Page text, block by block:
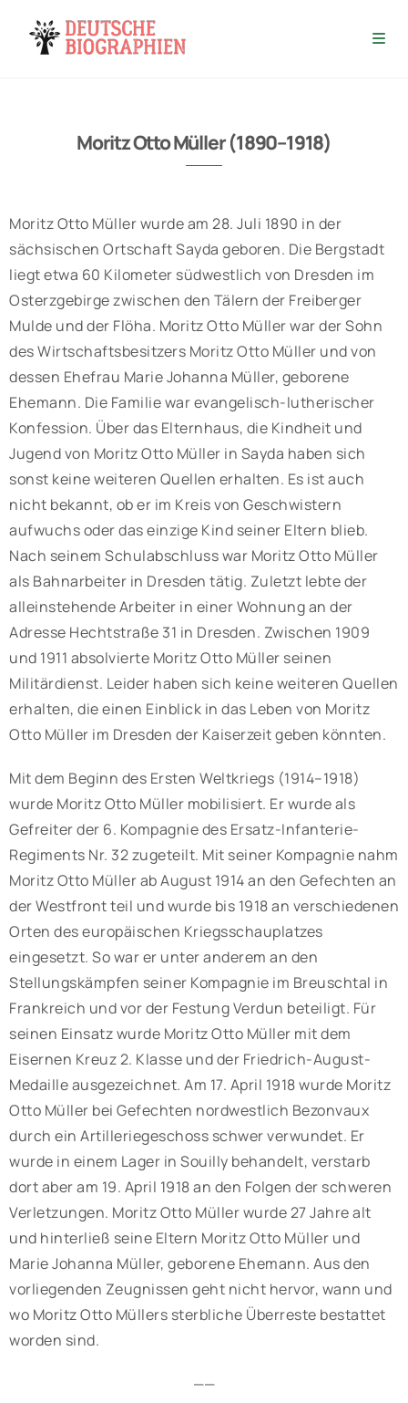
Moritz Otto Müller (1890–1918)
Moritz Otto Müller wurde am 28. Juli 1890 in der
sächsischen Ortschaft Sayda geboren. Die Bergstadt
liegt etwa 60 Kilometer südwestlich von Dresden im
Osterzgebirge zwischen den Tälern der Freiberger
Mulde und der Flöha. Moritz Otto Müller war der Sohn
des Wirtschaftsbesitzers Moritz Otto Müller und von
dessen Ehefrau Marie Johanna Müller, geborene
Ehemann. Die Familie war evangelisch-lutherischer
Konfession. Über das Elternhaus, die Kindheit und
Jugend von Moritz Otto Müller in Sayda haben sich
sonst keine weiteren Quellen erhalten. Es ist auch
nicht bekannt, ob er im Kreis von Geschwistern
aufwuchs oder das einzige Kind seiner Eltern blieb.
Nach seinem Schulabschluss war Moritz Otto Müller
als Bahnarbeiter in Dresden tätig. Zuletzt lebte der
alleinstehende Arbeiter in einer Wohnung an der
Adresse Hechtstraße 31 in Dresden. Zwischen 1909
und 1911 absolvierte Moritz Otto Müller seinen
Militärdienst. Leider haben sich keine weiteren Quellen
erhalten, die einen Einblick in das Leben von Moritz
Otto Müller im Dresden der Kaiserzeit geben könnten.
Mit dem Beginn des Ersten Weltkriegs (1914–1918)
wurde Moritz Otto Müller mobilisiert. Er wurde als
Gefreiter der 6. Kompagnie des Ersatz-Infanterie-
Regiments Nr. 32 zugeteilt. Mit seiner Kompagnie nahm
Moritz Otto Müller ab August 1914 an den Gefechten an
der Westfront teil und wurde bis 1918 an verschiedenen
Orten des europäischen Kriegsschauplatzes
eingesetzt. So war er unter anderem an den
Stellungskämpfen seiner Kompagnie im Breuschtal in
Frankreich und vor der Festung Verdun beteiligt. Für
seinen Einsatz wurde Moritz Otto Müller mit dem
Eisernen Kreuz 2. Klasse und der Friedrich-August-
Medaille ausgezeichnet. Am 17. April 1918 wurde Moritz
Otto Müller bei Gefechten nordwestlich Bezonvaux
durch ein Artilleriegeschoss schwer verwundet. Er
wurde in einem Lager in Souilly behandelt, verstarb
dort aber am 19. April 1918 an den Folgen der schweren
Verletzungen. Moritz Otto Müller wurde 27 Jahre alt
und hinterließ seine Eltern Moritz Otto Müller und
Marie Johanna Müller, geborene Ehemann. Aus den
vorliegenden Zeugnissen geht nicht hervor, wann und
wo Moritz Otto Müllers sterbliche Überreste bestattet
worden sind.
——